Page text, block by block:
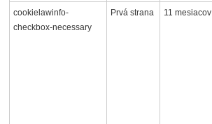
cookielawinfo-
checkbox-necessary
Prvá strana 11 mesiacov